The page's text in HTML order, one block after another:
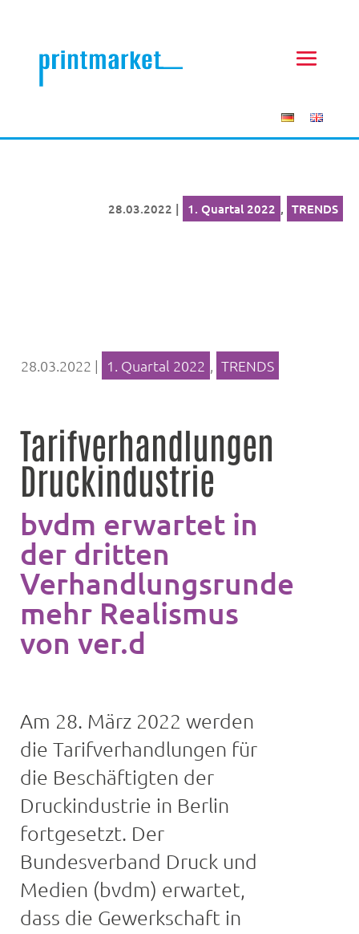
28.03.2022 | 1. Quartal 2022 , TRENDS
28.03.2022 | 1. Quartal 2022 , TRENDS
Tarifverhandlungen
Druckindustrie
bvdm erwartet in
der dritten
Verhandlungsrunde
mehr Realismus
von ver.di
Am 28. März 2022 werden
die Tarifverhandlungen für
die Beschäftigten der
Druckindustrie in Berlin
fortgesetzt. Der
Bundesverband Druck und
Medien (bvdm) erwartet,
dass die Gewerkschaft in